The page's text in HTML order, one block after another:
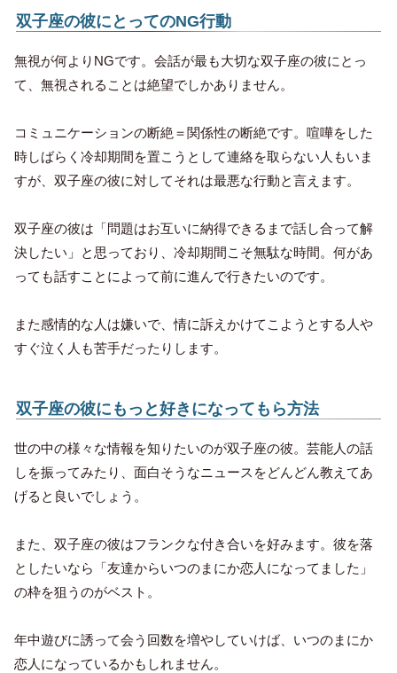
双子座の彼にとってのNG行動
無視が何よりNGです。会話が最も大切な双子座の彼にとっ
て、無視されることは絶望でしかありません。
コミュニケーションの断絶＝関係性の断絶です。喧嘩をした
時しばらく冷却期間を置こうとして連絡を取らない人もいま
すが、双子座の彼に対してそれは最悪な行動と言えます。
双子座の彼は「問題はお互いに納得できるまで話し合って解
決したい」と思っており、冷却期間こそ無駄な時間。何があ
っても話すことによって前に進んで行きたいのです。
また感情的な人は嫌いで、情に訴えかけてこようとする人や
すぐ泣く人も苦手だったりします。
双子座の彼にもっと好きになってもら方法
世の中の様々な情報を知りたいのが双子座の彼。芸能人の話
しを振ってみたり、面白そうなニュースをどんどん教えてあ
げると良いでしょう。
また、双子座の彼はフランクな付き合いを好みます。彼を落
としたいなら「友達からいつのまにか恋人になってました」
の枠を狙うのがベスト。
年中遊びに誘って会う回数を増やしていけば、いつのまにか
恋人になっているかもしれません。